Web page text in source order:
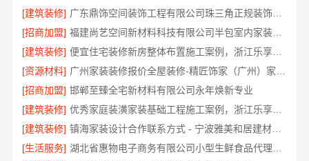
[建筑装修]
广东鼎饰空间装饰工程有限公司珠三角正规装饰透明化施工
[招商加盟]
福建尚艺空间新材料科技有限公司半包室内家装全屋改造
[建筑装修]
便宜住宅装修新房整体布置施工案例，浙江乐享新材料有限公司为您详解
[资源材料]
[招商加盟] 邯郸至臻全宅新材料有限公司永年焕新专业
[建筑装修]
优秀家庭装潢家装基础工程施工案例，浙江乐享新材料有限公司案例展示
[建筑装修]
镇海家装设计合作联系方式 - 宁波雅美和居建材科技有限公司预约咨询
[生活服务]